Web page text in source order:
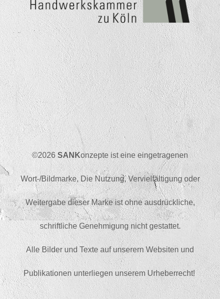
©2026 SANKonzepte ist eine eingetragenen
Wort-/Bildmarke, Die Nutzung, Vervielfältigung oder
Weitergabe dieser Marke ist ohne ausdrückliche,
schriftliche Genehmigung nicht gestattet.
Alle Bilder und Texte auf unserern Websiten und
Publikationen unterliegen unserem Urheberrecht!